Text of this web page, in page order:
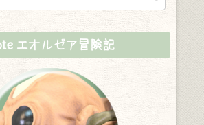
エオルゼア冒険記